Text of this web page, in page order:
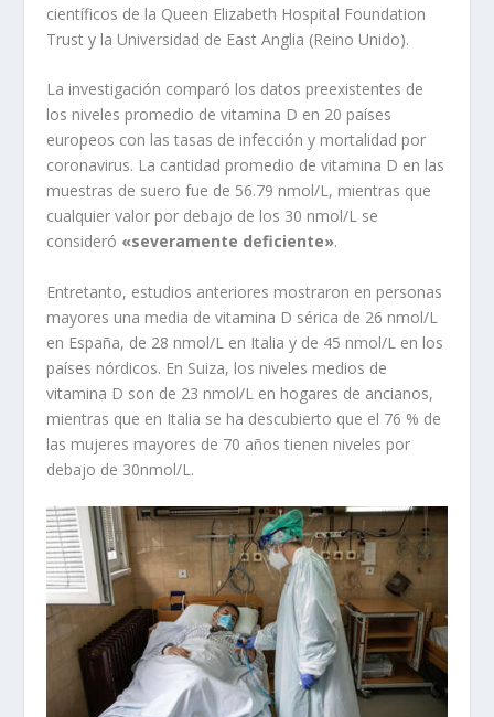
científicos de la Queen Elizabeth Hospital Foundation
Trust y la Universidad de East Anglia (Reino Unido).
La investigación comparó los datos preexistentes de
los niveles promedio de vitamina D en 20 países
europeos con las tasas de infección y mortalidad por
coronavirus. La cantidad promedio de vitamina D en las
muestras de suero fue de 56.79 nmol/L, mientras que
cualquier valor por debajo de los 30 nmol/L se
consideró «severamente deficiente».
Entretanto, estudios anteriores mostraron en personas
mayores una media de vitamina D sérica de 26 nmol/L
en España, de 28 nmol/L en Italia y de 45 nmol/L en los
países nórdicos. En Suiza, los niveles medios de
vitamina D son de 23 nmol/L en hogares de ancianos,
mientras que en Italia se ha descubierto que el 76 % de
las mujeres mayores de 70 años tienen niveles por
debajo de 30nmol/L.